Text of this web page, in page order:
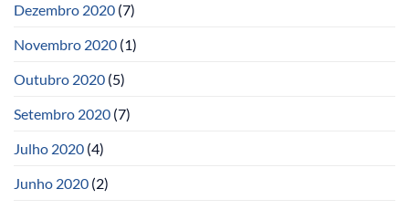
Dezembro 2020 (7)
Novembro 2020 (1)
Outubro 2020 (5)
Setembro 2020 (7)
Julho 2020 (4)
Junho 2020 (2)